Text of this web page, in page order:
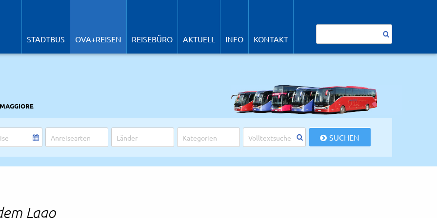
STADTBUS OVA+REISEN REISEBÜRO AKTUELL INFO KONTAKT
SUCHEN
Lago